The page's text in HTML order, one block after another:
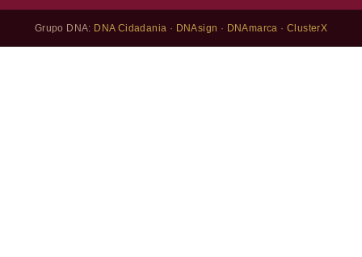
Grupo DNA: DNA Cidadania · DNAsign · DNAmarca ·ClusterX